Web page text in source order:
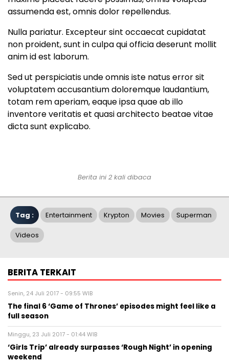
assumenda est, omnis dolor repellendus.
Nulla pariatur. Excepteur sint occaecat cupidatat
non proident, sunt in culpa qui officia deserunt mollit
anim id est laborum.
Sed ut perspiciatis unde omnis iste natus error sit
voluptatem accusantium doloremque laudantium,
totam rem aperiam, eaque ipsa quae ab illo
inventore veritatis et quasi architecto beatae vitae
dicta sunt explicabo.
Berita ini 2 kali dibaca
Tag : Entertainment Krypton Movies Superman
Videos
BERITA TERKAIT
Senin, 24 Juli 2017 - 09:55 WIB
The final 6 ‘Game of Thrones’ episodes might feel like a
full season
Minggu, 23 Juli 2017 - 01:44 WIB
‘Girls Trip’ already surpasses ‘Rough Night’ in opening
weekend